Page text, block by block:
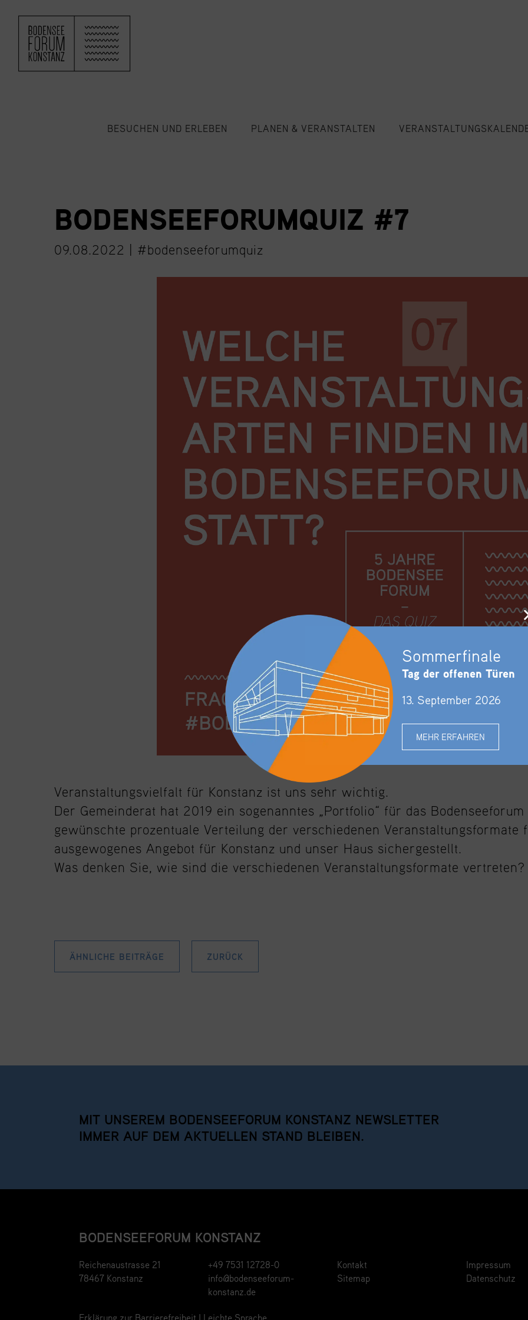
ZUM HAUPTINHALT SPRINGEN
BESUCHEN UND ERLEBEN PLANEN & VERANSTALTEN
BODENSEEFORUMQUIZ #7
09.08.2022 | #bodenseeforumquiz
Veranstaltungsvielfalt für Konstanz ist uns sehr wichtig.
Der Gemeinderat hat 2019 ein sogenanntes „Portfolio“ für das
gewünschte prozentuale Verteilung der verschiedenen
ausgewogenes Angebot für Konstanz und unser Haus sichergestellt.
Was denken Sie, wie sind die verschiedenen Veranstaltungsformate vertreten?
ÄHNLICHE BEITRÄGE ZURÜCK
MIT UNSEREM BODENSEEFORUM KONSTANZ NEWSLETTER
IMMER AUF DEM AKTUELLEN STAND BLEIBEN.
BODENSEEFORUM KONSTANZ
Reichenaustrasse 21
78467 Konstanz
+49 7531 12728-0
info@bodenseeforum-
konstanz.de
Kontakt
Sitemap
Impressum
Datenschutz
Erklärung zur Barrierefreiheit | Leichte Sprache
Sommerfinale
Tag der offenen Türen
13. September 2026
MEHR ERFAHREN